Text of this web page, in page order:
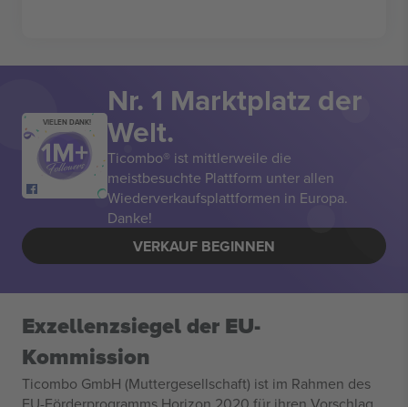
VIELEN DANK!
Nr. 1 Marktplatz der
Welt.
Ticombo® ist mittlerweile die
meistbesuchte Plattform unter allen
Wiederverkaufsplattformen in Europa.
Danke!
VERKAUF BEGINNEN
Exzellenzsiegel der EU-
Kommission
Ticombo GmbH (Muttergesellschaft) ist im Rahmen des